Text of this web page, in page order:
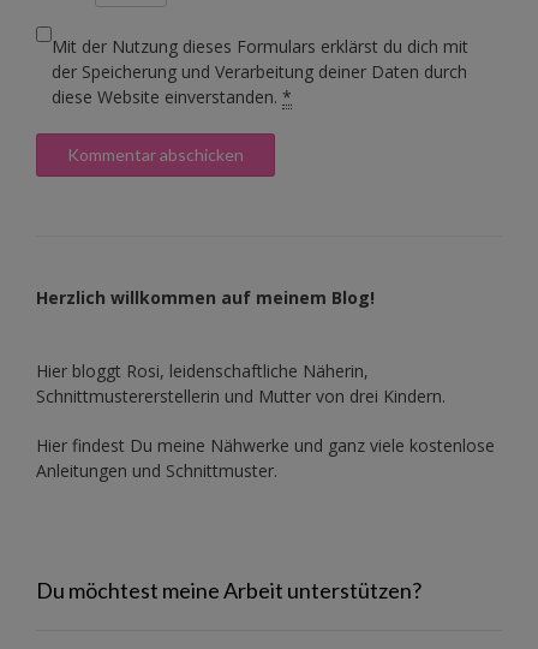
Mit der Nutzung dieses Formulars erklärst du dich mit
der Speicherung und Verarbeitung deiner Daten durch
diese Website einverstanden. *
Herzlich willkommen auf meinem Blog!
Hier bloggt Rosi, leidenschaftliche Näherin,
Schnittmustererstellerin und Mutter von drei Kindern.
Hier findest Du meine Nähwerke und ganz viele kostenlose
Anleitungen und Schnittmuster.
Du möchtest meine Arbeit unterstützen?